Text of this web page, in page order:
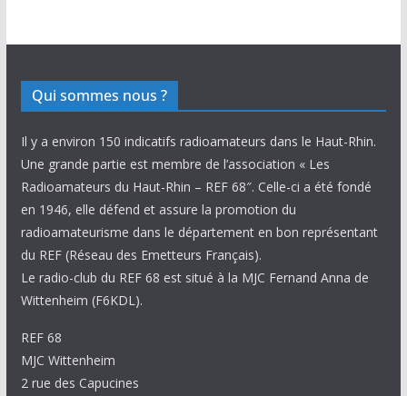
Qui sommes nous ?
Il y a environ 150 indicatifs radioamateurs dans le Haut-Rhin.
Une grande partie est membre de l’association « Les
Radioamateurs du Haut-Rhin – REF 68″. Celle-ci a été fondé
en 1946, elle défend et assure la promotion du
radioamateurisme dans le département en bon représentant
du REF (Réseau des Emetteurs Français).
Le radio-club du REF 68 est situé à la MJC Fernand Anna de
Wittenheim (F6KDL).
REF 68
MJC Wittenheim
2 rue des Capucines